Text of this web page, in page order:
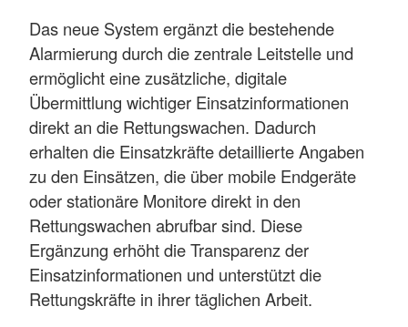
Das neue System ergänzt die bestehende
Alarmierung durch die zentrale Leitstelle und
ermöglicht eine zusätzliche, digitale
Übermittlung wichtiger Einsatzinformationen
direkt an die Rettungswachen. Dadurch
erhalten die Einsatzkräfte detaillierte Angaben
zu den Einsätzen, die über mobile Endgeräte
oder stationäre Monitore direkt in den
Rettungswachen abrufbar sind. Diese
Ergänzung erhöht die Transparenz der
Einsatzinformationen und unterstützt die
Rettungskräfte in ihrer täglichen Arbeit.